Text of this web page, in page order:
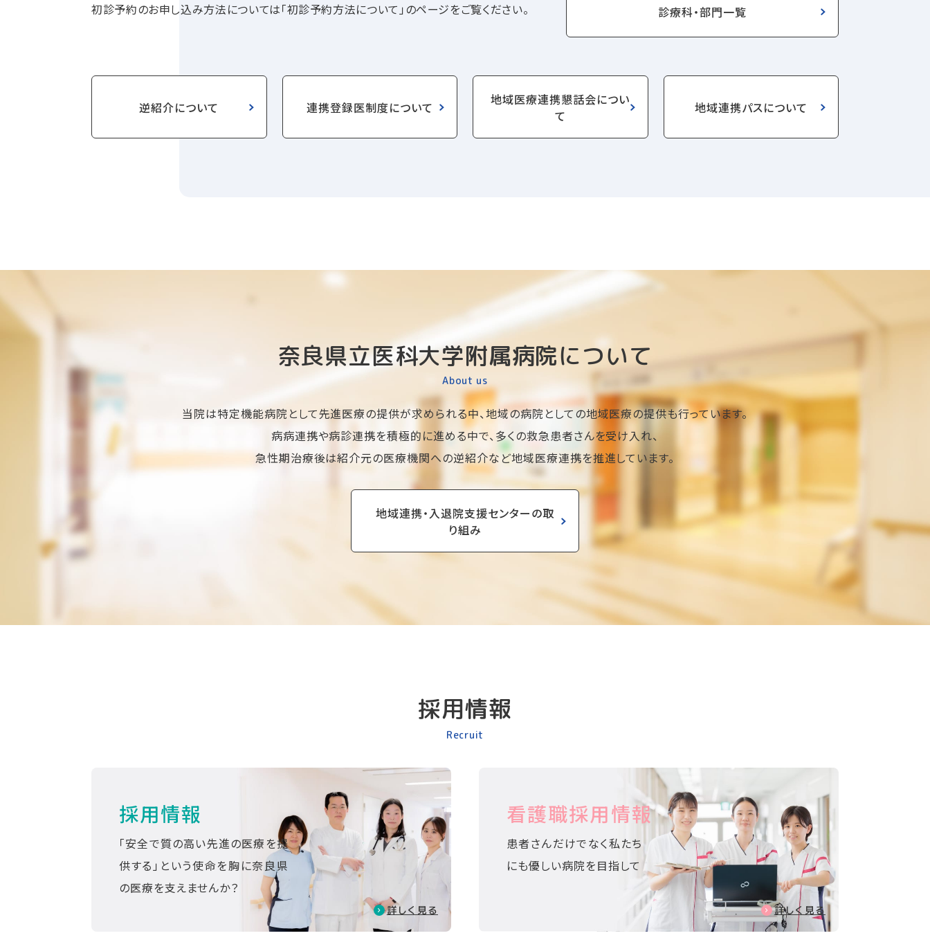
初診予約のお申し込み方法については「初診予約方法について」のページをご覧ください。
診療科‧部⾨⼀覧
逆紹介について 連携登録医制度について
地域医療連携懇話会につい
て
地域連携パスについて
奈良県立医科大学附属病院について
About us
当院は特定機能病院として先進医療の提供が求められる中、地域の病院としての地域医療の提供も行っています。
病病連携や病診連携を積極的に進める中で、多くの救急患者さんを受け入れ、
急性期治療後は紹介元の医療機関への逆紹介など地域医療連携を推進しています。
地域連携・入退院支援センターの取
り組み
採用情報
Recruit
採用情報
「安全で質の高い先進の医療を提
供する」という使命を胸に奈良県
の医療を支えませんか？
詳しく見る
看護職採用情報
患者さんだけでなく私たち
にも優しい病院を目指して
詳しく見る